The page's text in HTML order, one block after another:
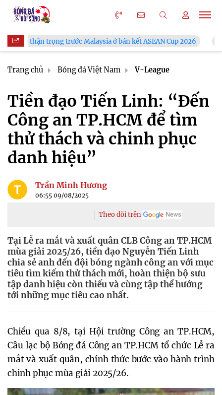
Malaysia ở bán kết ASEAN Cup 2026 VFF công bố lịch
Trang chủ Bóng đá Việt Nam V-League
Tiền đạo Tiến Linh: “Đến
Công an TP.HCM để tìm
thử thách và chinh phục
danh hiệu”
Trần Minh Hương
06:55 09/08/2025
Theo dõi trên
Tại Lễ ra mắt và xuất quân CLB Công an TP.HCM
mùa giải 2025/26, tiền đạo Nguyễn Tiến Linh
chia sẻ anh đến đội bóng ngành công an với mục
tiêu tìm kiếm thử thách mới, hoàn thiện bộ sưu
tập danh hiệu còn thiếu và cùng tập thể hướng
tới những mục tiêu cao nhất.
Chiều qua 8/8, tại Hội trường Công an TP.HCM,
Câu lạc bộ Bóng đá Công an TP.HCM tổ chức Lễ ra
mắt và xuất quân, chính thức bước vào hành trình
chinh phục mùa giải 2025/26.